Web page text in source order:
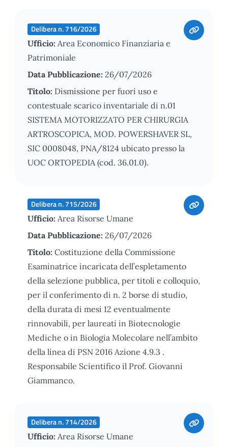
Delibera n. 716/2026
Ufficio: Area Economico Finanziaria e
Patrimoniale
Data Pubblicazione: 26/07/2026
Titolo: Dismissione per fuori uso e
contestuale scarico inventariale di n.01
SISTEMA MOTORIZZATO PER CHIRURGIA
ARTROSCOPICA, MOD. POWERSHAVER SL,
SIC 0008048, PNA/8124 ubicato presso la
UOC ORTOPEDIA (cod. 36.01.0).
Delibera n. 715/2026
Ufficio: Area Risorse Umane
Data Pubblicazione: 26/07/2026
Titolo: Costituzione della Commissione
Esaminatrice incaricata dell’espletamento
della selezione pubblica, per titoli e colloquio,
per il conferimento di n. 2 borse di studio,
della durata di mesi 12 eventualmente
rinnovabili, per laureati in Biotecnologie
Mediche o in Biologia Molecolare nell’ambito
della linea di PSN 2016 Azione 4.9.3 .
Responsabile Scientifico il Prof. Giovanni
Giammanco.
Delibera n. 714/2026
Ufficio: Area Risorse Umane